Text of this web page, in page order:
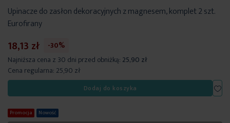
Upinacze do zasłon dekoracyjnych z magnesem, komplet 2 szt.
Eurofirany
18,13 zł
-30%
Najniższa cena z 30 dni przed obniżką: 25,90 zł
Cena regularna: 25,90 zł
Dodaj do koszyka
Promocja Nowość